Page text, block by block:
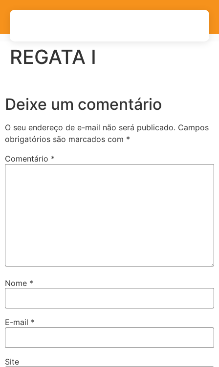
REGATA I
Deixe um comentário
O seu endereço de e-mail não será publicado. Campos
obrigatórios são marcados com *
Comentário *
Nome *
E-mail *
Site